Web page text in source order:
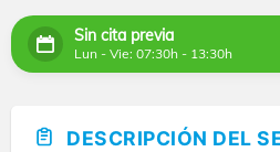
Sin cita previa
Lun - Vie: 07:30h - 13:30h
DESCRIPCIÓN DEL